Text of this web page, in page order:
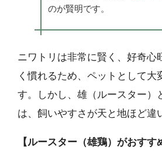
のが賢明です。
ニワトリは非常に賢く、好奇心
く慣れるため、ペットとして大
す。しかし、雄（ルースター）
は、飼いやすさが天と地ほど違
【ルースター（雄鶏）がおすす